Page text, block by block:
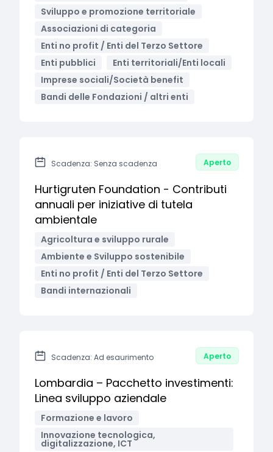
Sviluppo e promozione territoriale
Associazioni di categoria
Enti no profit / Enti del Terzo Settore
Enti pubblici
Enti territoriali/Enti locali
Imprese sociali/Società benefit
Bandi delle Fondazioni / altri enti
Scadenza: Senza scadenza Aperto
Hurtigruten Foundation - Contributi
annuali per iniziative di tutela
ambientale
Agricoltura e sviluppo rurale
Ambiente e Sviluppo sostenibile
Enti no profit / Enti del Terzo Settore
Bandi internazionali
Scadenza: Ad esaurimento Aperto
Lombardia – Pacchetto investimenti:
Linea sviluppo aziendale
Formazione e lavoro
Innovazione tecnologica,
digitalizzazione, ICT